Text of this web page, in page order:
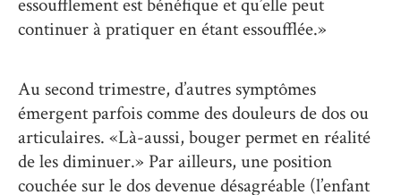
continuer à pratiquer en étant essoufflée.»
Au second trimestre, d’autres symptômes
émergent parfois comme des douleurs de dos ou
articulaires. «Là-aussi, bouger permet en réalité
de les diminuer.» Par ailleurs, une position
couchée sur le dos devenue désagréable (l’enfant